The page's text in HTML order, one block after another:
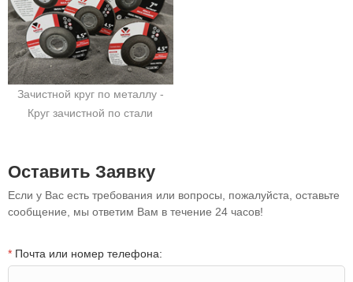
Зачистной круг по металлу -
Круг зачистной по стали
Оставить Заявку
Если у Вас есть требования или вопросы, пожалуйста, оставьте
сообщение, мы ответим Вам в течение 24 часов!
* Почта или номер телефона: